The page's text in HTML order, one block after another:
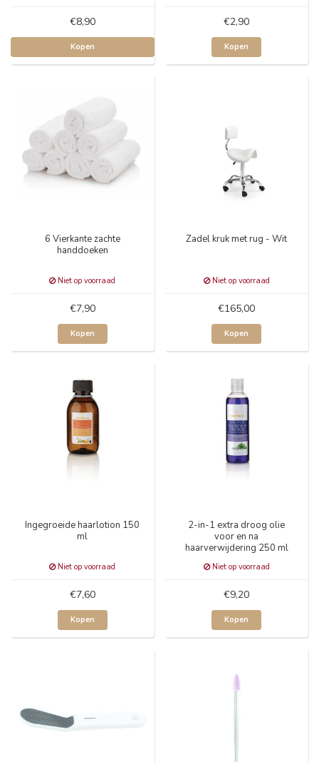
€8,90
Kopen
€2,90
Kopen
6 Vierkante zachte
handdoeken
Niet op voorraad
€7,90
Kopen
Zadel kruk met rug - Wit
Niet op voorraad
€165,00
Kopen
Ingegroeide haarlotion 150
ml
Niet op voorraad
€7,60
Kopen
2-in-1 extra droog olie
voor en na
haarverwijdering 250 ml
Niet op voorraad
€9,20
Kopen